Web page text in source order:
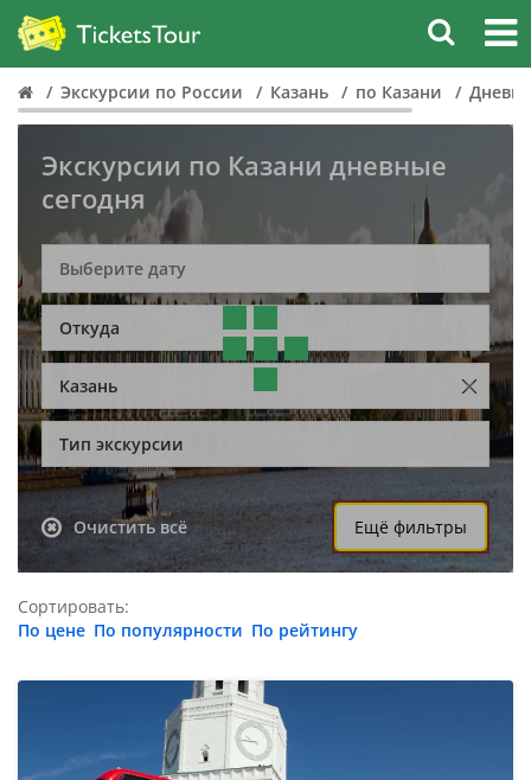
Экскурсии по России Казань по Казани
Экскурсии по Казани дневные
сегодня
Откуда
Казань
Тип экскурсии
Очистить всё Ещё фильтры
Сортировать:
По цене По популярности По рейтингу